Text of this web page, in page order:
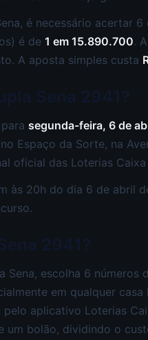
é necessário acertar
é de 1 em 15.890.700.
A aposta simples custa
segunda-feira, 6 de
Espaço da Sorte, na
oficial das Loterias Caixa
às 20h do dia 6 de abril
escolha 6 números
em qualquer
pelo aplicativo Loterias
um bolão, dividindo o